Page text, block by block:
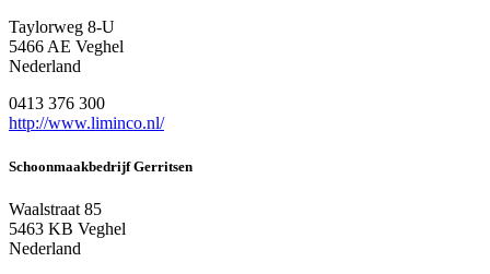
Taylorweg 8-U
5466 AE Veghel
Nederland
0413 376 300
http://www.liminco.nl/
Schoonmaakbedrijf Gerritsen
Waalstraat 85
5463 KB Veghel
Nederland